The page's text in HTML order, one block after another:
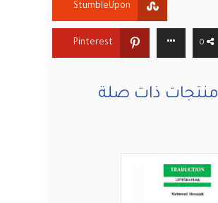
StumbleUpon
Pinterest 0
منتجات ذات صلة